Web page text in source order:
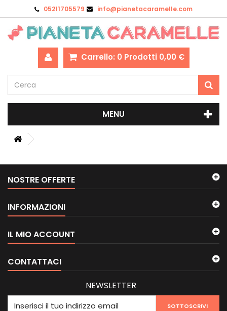
05211705579 info@pianetacaramelle.com
Carrello: 0 Prodotti 0,00 €
MENU
NOSTRE OFFERTE
INFORMAZIONI
IL MIO ACCOUNT
CONTATTACI
NEWSLETTER
SOTTOSCRIVI